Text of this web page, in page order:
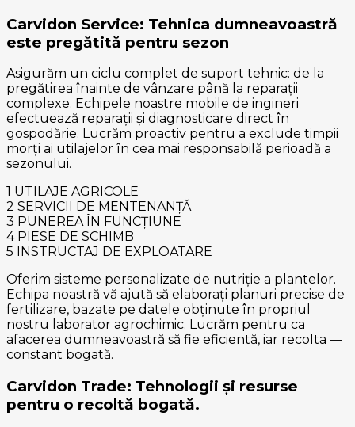
Carvidon Service: Tehnica dumneavoastră
este pregătită pentru sezon
Asigurăm un ciclu complet de suport tehnic: de la
pregătirea înainte de vânzare până la reparații
complexe. Echipele noastre mobile de ingineri
efectuează reparații și diagnosticare direct în
gospodărie. Lucrăm proactiv pentru a exclude timpii
morți ai utilajelor în cea mai responsabilă perioadă a
sezonului.
1 UTILAJE AGRICOLE
2 SERVICII DE MENTENANȚĂ
3 PUNEREA ÎN FUNCȚIUNE
4 PIESE DE SCHIMB
5
INSTRUCTAJ DE EXPLOATARE
Oferim sisteme personalizate de nutriție a plantelor.
Echipa noastră vă ajută să elaborați planuri precise de
fertilizare, bazate pe datele obținute în propriul
nostru laborator agrochimic. Lucrăm pentru ca
afacerea dumneavoastră să fie eficientă, iar recolta —
constant bogată.
Carvidon Trade: Tehnologii și resurse
pentru o recoltă bogată.